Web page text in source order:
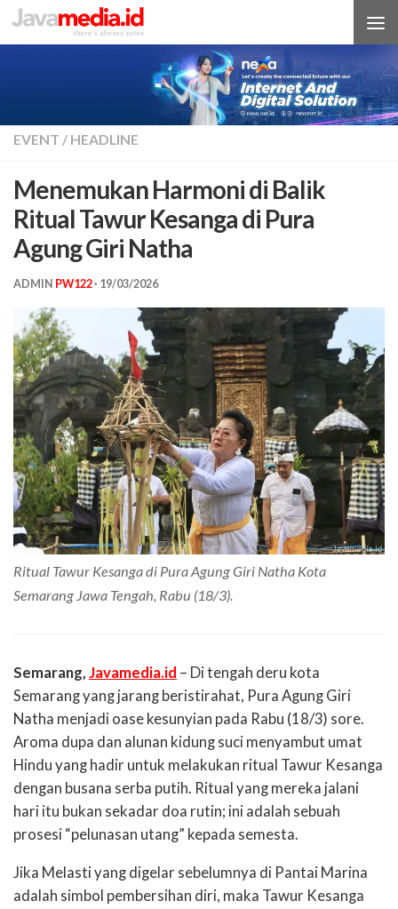
Skip to content
EVENT / HEADLINE
Menemukan Harmoni di Balik
Ritual Tawur Kesanga di Pura
Agung Giri Natha
ADMIN PW122· 19/03/2026
Ritual Tawur Kesanga di Pura Agung Giri Natha Kota
Semarang Jawa Tengah, Rabu (18/3).
Semarang, Javamedia.id – Di tengah deru kota
Semarang yang jarang beristirahat, Pura Agung Giri
Natha menjadi oase kesunyian pada Rabu (18/3) sore.
Aroma dupa dan alunan kidung suci menyambut umat
Hindu yang hadir untuk melakukan ritual Tawur Kesanga
dengan busana serba putih. Ritual yang mereka jalani
hari itu bukan sekadar doa rutin; ini adalah sebuah
prosesi “pelunasan utang” kepada semesta.
Jika Melasti yang digelar sebelumnya di Pantai Marina
adalah simbol pembersihan diri, maka Tawur Kesanga